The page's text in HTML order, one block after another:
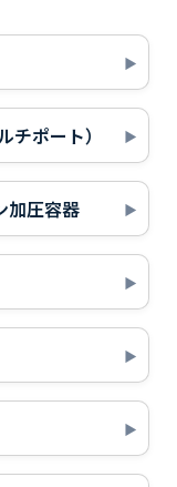
ポート）
加圧容器